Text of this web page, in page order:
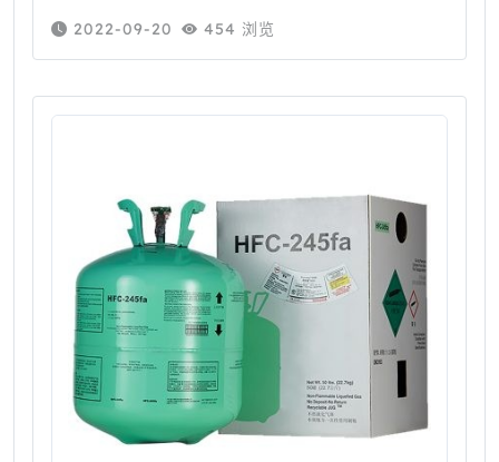
否更应该思考，近年来，极端天气的产生背后，跟我
们所处的行业又有哪些联系?根据国内外专家的见解，
2022-09-20 454 浏览